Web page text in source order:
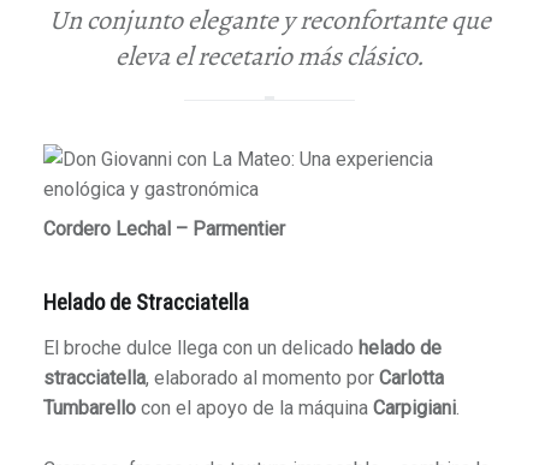
Un conjunto elegante y reconfortante que
eleva el recetario más clásico.
Cordero Lechal – Parmentier
Helado de Stracciatella
El broche dulce llega con un delicado helado de
stracciatella, elaborado al momento por Carlotta
Tumbarellocon el apoyo de la máquinaCarpigiani.